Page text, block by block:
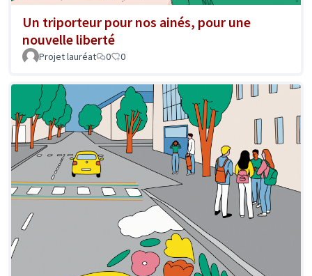
Un triporteur pour nos ainés, pour une
nouvelle liberté
Projet lauréat 0 0